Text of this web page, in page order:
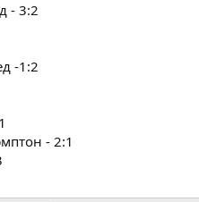
- 3:2
-1:2
- 2:1